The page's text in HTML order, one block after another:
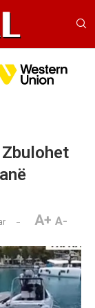
A+ A-